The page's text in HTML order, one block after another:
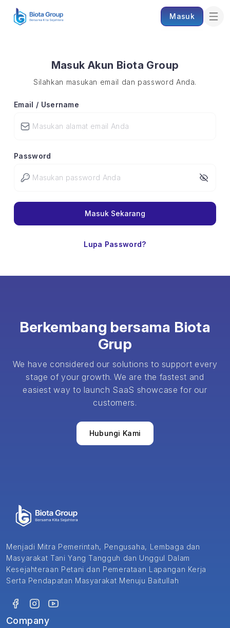
Masuk
Masuk Akun Biota Group
Silahkan masukan email dan password Anda.
Email / Username
Password
Masuk Sekarang
Lupa Password?
Berkembang bersama Biota
Grup
We have considered our solutions to support every
stage of your growth. We are the fastest and
easiest way to launch SaaS showcase for our
customers.
Hubungi Kami
Menjadi Mitra Pemerintah, Pengusaha, Lembaga dan
Masyarakat Tani Yang Tangguh dan Unggul Dalam
Kesejahteraan Petani dan Pemerataan Lapangan Kerja
Serta Pendapatan Masyarakat Menuju Baitullah
Company